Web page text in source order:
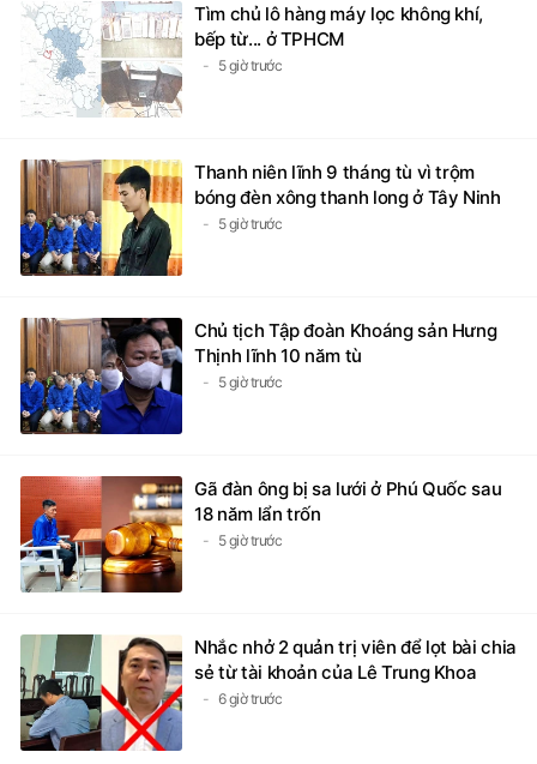
Tìm chủ lô hàng máy lọc không khí,
bếp từ... ở TPHCM
5 giờ trước
Thanh niên lĩnh 9 tháng tù vì trộm
bóng đèn xông thanh long ở Tây Ninh
5 giờ trước
Chủ tịch Tập đoàn Khoáng sản Hưng
Thịnh lĩnh 10 năm tù
5 giờ trước
Gã đàn ông bị sa lưới ở Phú Quốc sau
18 năm lẩn trốn
5 giờ trước
Nhắc nhở 2 quản trị viên để lọt bài chia
sẻ từ tài khoản của Lê Trung Khoa
6 giờ trước